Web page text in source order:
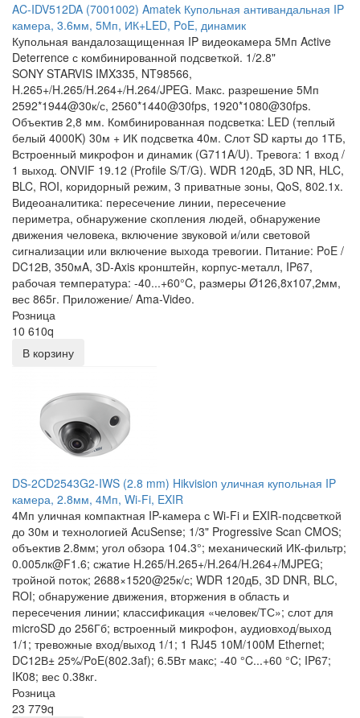
AC-IDV512DA (7001002) Amatek Купольная антивандальная IP
камера, 3.6мм, 5Мп, ИК+LED, PoE, динамик
Купольная вандалозащищенная IP видеокамера 5Мп Active
Deterrence с комбинированной подсветкой. 1/2.8"
SONY STARVIS IMX335, NT98566,
H.265+/H.265/H.264+/H.264/JPEG. Макс. разрешение 5Мп
2592*1944@30к/с, 2560*1440@30fps, 1920*1080@30fps.
Объектив 2,8 мм. Комбинированная подсветка: LED (теплый
белый 4000K) 30м + ИК подсветка 40м. Слот SD карты до 1ТБ,
Встроенный микрофон и динамик (G711A/U). Тревога: 1 вход /
1 выход. ONVIF 19.12 (Profile S/T/G). WDR 120дБ, 3D NR, HLC,
BLC, ROI, коридорный режим, 3 приватные зоны, QoS, 802.1x.
Видеоаналитика: пересечение линии, пересечение
периметра, обнаружение скопления людей, обнаружение
движения человека, включение звуковой и/или световой
сигнализации или включение выхода тревогии. Питание: PoE /
DC12В, 350мA, 3D-Axis кронштейн, корпус-металл, IP67,
рабочая температура: -40...+60°C, размеры Ø126,8x107,2мм,
вес 865г. Приложение/ Ama-Video.
Розница
10 610q
В корзину
DS-2CD2543G2-IWS (2.8 mm) Hikvision уличная купольная IP
камера, 2.8мм, 4Мп, Wi-Fi, EXIR
4Мп уличная компактная IP-камера с Wi-Fi и EXIR-подсветкой
до 30м и технологией AcuSense; 1/3" Progressive Scan CMOS;
объектив 2.8мм; угол обзора 104.3°; механический ИК-фильтр;
0.005лк@F1.6; сжатие H.265/H.265+/H.264/H.264+/MJPEG;
тройной поток; 2688×1520@25к/с; WDR 120дБ, 3D DNR, BLC,
ROI; обнаружение движения, вторжения в область и
пересечения линии; классификация «человек/ТС»; слот для
microSD до 256Гб; встроенный микрофон, аудиовход/выход
1/1; тревожные вход/выход 1/1; 1 RJ45 10M/100M Ethernet;
DC12В± 25%/PoE(802.3af); 6.5Вт макс; -40 °C...+60 °C; IP67;
IK08; вес 0.38кг.
Розница
23 779q